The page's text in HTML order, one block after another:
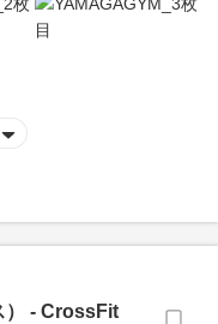
） - CrossFit